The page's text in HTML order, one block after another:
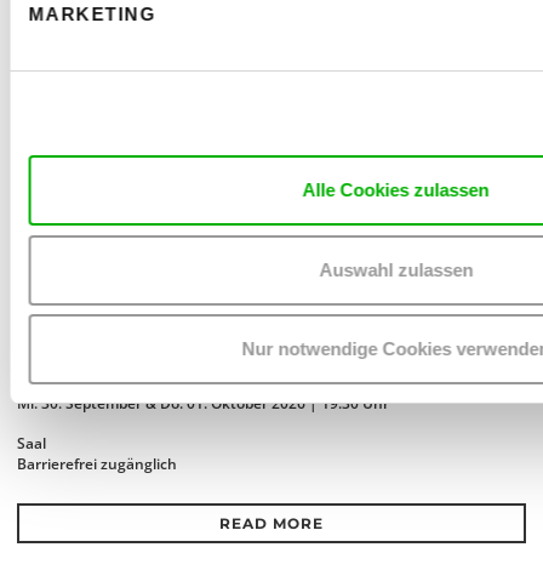
MARKETING
Alle Cookies zulassen
Auswahl zulassen
Nur notwendige Cookies
30 JAHRE KULTUREN IN BEWEGUNG FIBER SPACE
Mi. 30. September & Do. 01. Oktober 2026 | 19:30 Uhr
Saal
Barrierefrei zugänglich
READ MORE